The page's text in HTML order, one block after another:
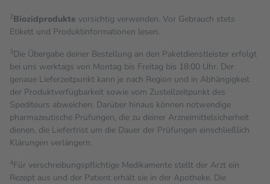
2Biozidprodukte vorsichtig verwenden. Vor Gebrauch stets
Etikett und Produktinformationen lesen.
3Die Übergabe deiner Bestellung an den Paketdienstleister erfolgt
bei uns werktags von Montag bis Freitag bis 18:00 Uhr. Der
genaue Lieferzeitpunkt kann je nach Region und in Abhängigkeit
der Produktverfügbarkeit sowie vom Zustellzeitpunkt des
Spediteurs abweichen. Darüber hinaus können notwendige
pharmazeutische Prüfungen, die zu deiner Arzneimittelsicherheit
dienen, die Lieferfrist um die Dauer der Prüfungen einschließlich
Klärungen verlängern.
4Für verschreibungspflichtige Medikamente stellt der Arzt ein
Rezept aus und der Patient erhält sie in der Apotheke. Die